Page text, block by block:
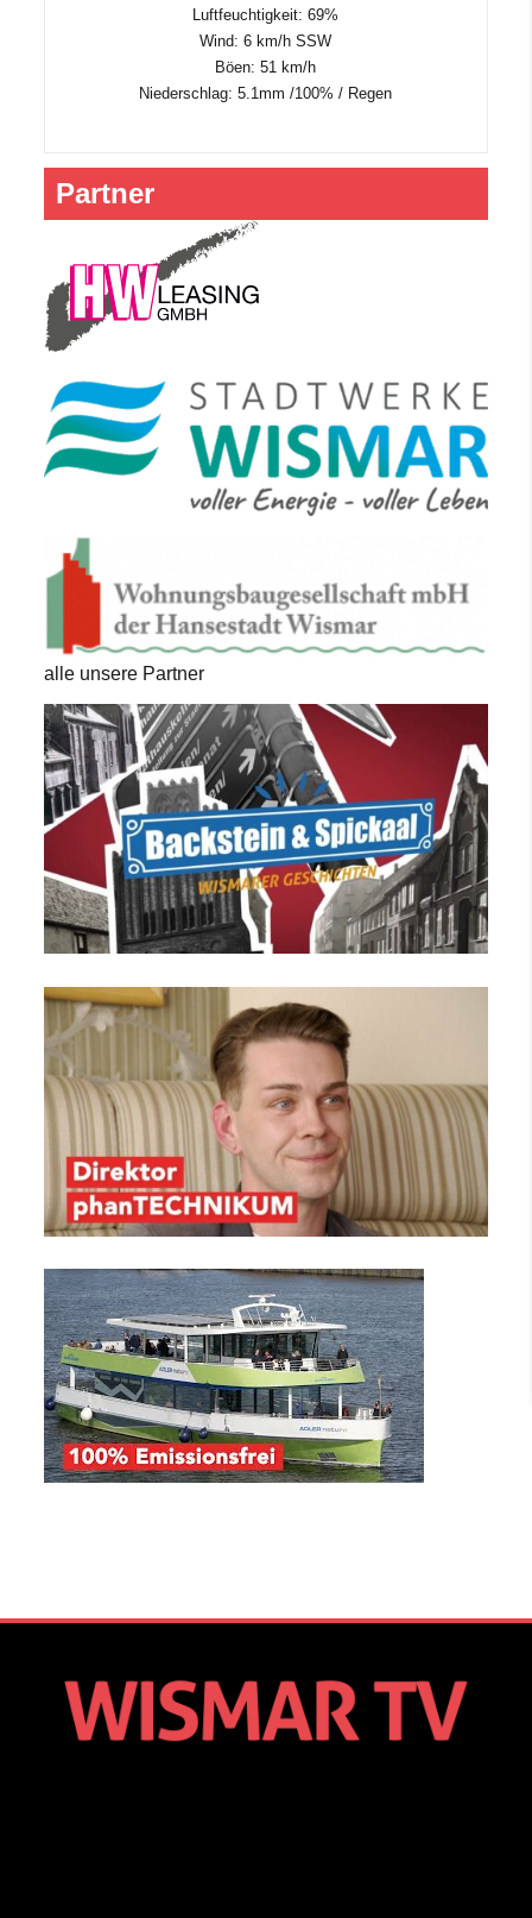
Luftfeuchtigkeit: 69%
Wind: 6 km/h SSW
Böen: 51 km/h
Niederschlag:5.1mm /100% / Regen
Partner
alle unsere Partner